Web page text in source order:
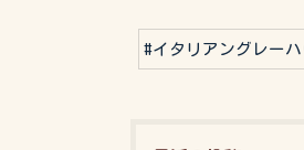
#イタリアングレーハ